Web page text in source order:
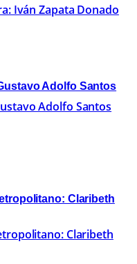
Iván Zapata Donado
Adolfo Santos
Claribeth